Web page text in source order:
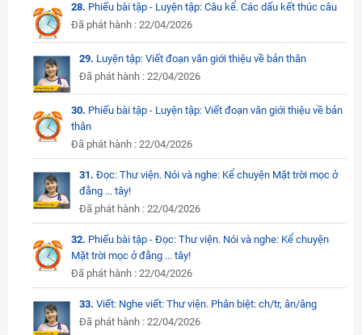
28. Phiếu bài tập - Luyện tập: Câu kể. Các dấu kết thúc câu
Đã phát hành : 22/04/2026
29. Luyện tập: Viết đoạn văn giới thiệu về bản thân
Đã phát hành : 22/04/2026
30. Phiếu bài tập - Luyện tập: Viết đoạn văn giới thiệu về bản
thân
Đã phát hành : 22/04/2026
31. Đọc: Thư viện. Nói và nghe: Kể chuyện Mặt trời mọc ở
đằng ... tây!
Đã phát hành : 22/04/2026
32. Phiếu bài tập - Đọc: Thư viện. Nói và nghe: Kể chuyện
Mặt trời mọc ở đằng ... tây!
Đã phát hành : 22/04/2026
33. Viết: Nghe viết: Thư viện. Phân biệt: ch/tr, ân/âng
Đã phát hành : 22/04/2026